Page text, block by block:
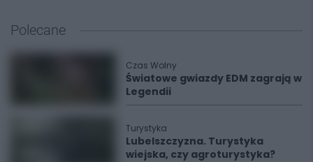
Polecane
Czas Wolny
Światowe gwiazdy EDM zagrają w
Legendii
Turystyka
Lubelszczyzna. Turystyka
wiejska, czy agroturystyka?